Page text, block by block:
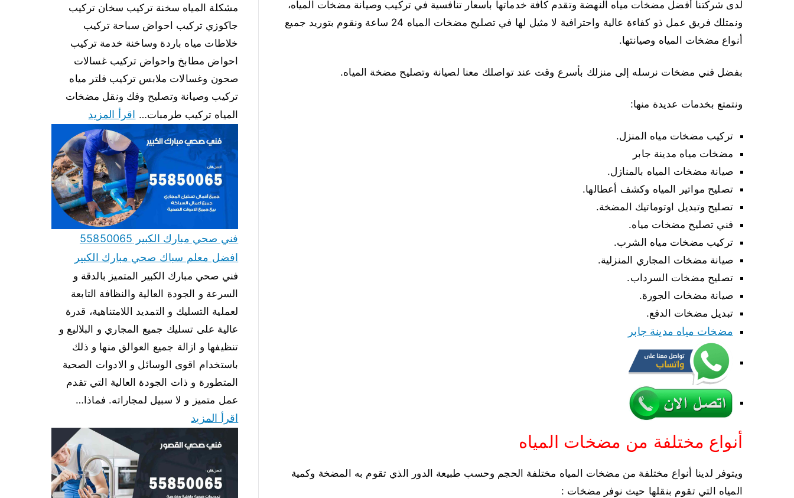
لدى شركتنا أفضل مضخات مياه النهضة وتقدم كافة خدماتها بأسعار تنافسية في تركيب وصيانة مضخات المياه،
ونمتلك فريق عمل ذو كفاءة عالية واحترافية لا مثيل لها في تصليح مضخات المياه 24 ساعة ونقوم بتوريد جميع
أنواع مضخات المياه وصيانتها.
بفضل فني مضخات نرسله إلى منزلك بأسرع وقت عند تواصلك معنا لصيانة وتصليح مضخة المياه.
ونتمتع بخدمات عديدة منها:
تركيب مضخات مياه المنزل.
مضخات مياه مدينة جابر
صيانة مضخات المياه بالمنازل.
تصليح مواتير المياه وكشف أعطالها.
تصليح وتبديل اوتوماتيك المضخة.
فني تصليح مضخات مياه.
تركيب مضخات مياه الشرب.
صيانة مضخات المجاري المنزلية.
تصليح مضخات السرداب.
صيانة مضخات الجورة.
تبديل مضخات الدفع.
مضخات مياه مدينة جابر
أنواع مختلفة من مضخات المياه
ويتوفر لدينا أنواع مختلفة من مضخات المياه مختلفة الحجم وحسب طبيعة الدور الذي تقوم به المضخة وكمية
المياه التي تقوم بنقلها حيث نوفر مضخات :
مشكلة المياه سخنة تركيب سخان تركيب
جاكوزي تركيب احواض سباحة تركيب
خلاطات مياه باردة وساخنة خدمة تركيب
احواض مطابخ واحواض تركيب غسالات
صحون وغسالات ملابس تركيب فلتر مياه
تركيب وصيانة وتصليح وفك ونقل مضخات
المياه تركيب طرمبات… اقرأ المزيد
فني صحي مبارك الكبير 55850065
افضل معلم سباك صحي مبارك الكبير
فني صحي مبارك الكبير المتميز بالدقة و
السرعة و الجودة العالية والنظافة التابعة
لعملية التسليك و التمديد اللامتناهية، قدرة
عالية على تسليك جميع المجاري و البلاليع و
تنظيفها و ازالة جميع العوالق منها و ذلك
باستخدام اقوى الوسائل و الادوات الصحية
المتطورة و ذات الجودة العالية التي تقدم
عمل متميز و لا سبيل لمجاراته. فماذا…
اقرأ المزيد